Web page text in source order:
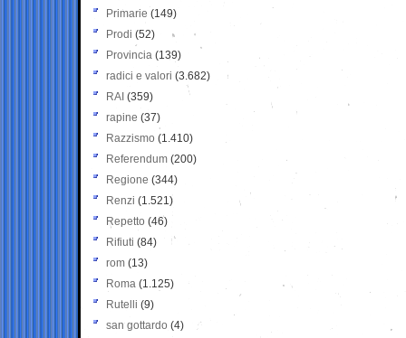
Primarie (149)
Prodi (52)
Provincia (139)
radici e valori (3.682)
RAI (359)
rapine (37)
Razzismo (1.410)
Referendum (200)
Regione (344)
Renzi (1.521)
Repetto (46)
Rifiuti (84)
rom (13)
Roma (1.125)
Rutelli (9)
san gottardo (4)